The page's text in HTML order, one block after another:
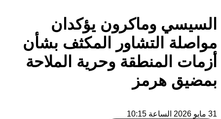
السيسي وماكرون يؤكدان
مواصلة التشاور المكثف بشأن
أزمات المنطقة وحرية الملاحة
بمضيق هرمز
31 مايو 2026 الساعة 10:15